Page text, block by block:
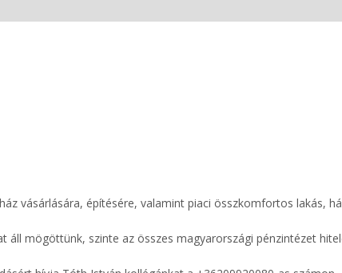
vásárlására, építésére, valamint piaci összkomfortos lakás,
áll mögöttünk, szinte az összes magyarországi pénzintézet